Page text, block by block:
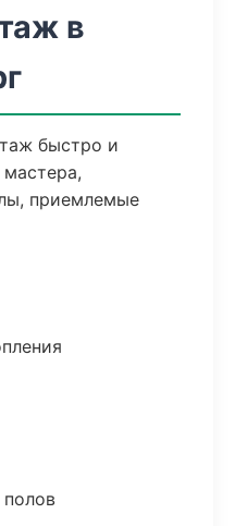
в
быстро и
приемлемые